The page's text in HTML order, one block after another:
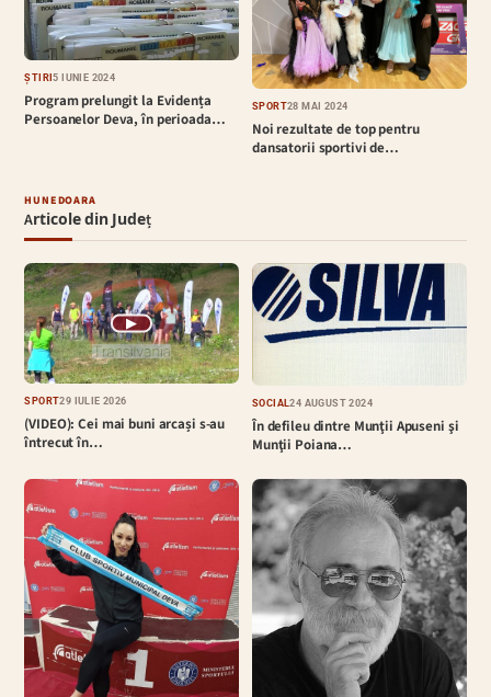
ȘTIRI5 IUNIE 2024
Program prelungit la Evidența
Persoanelor Deva, în perioada…
SPORT28 MAI 2024
Noi rezultate de top pentru
dansatorii sportivi de…
HUNEDOARA
Articole din Județ
▶
SPORT29 IULIE 2026
(VIDEO): Cei mai buni arcași s-au
întrecut în…
SOCIAL24 AUGUST 2024
În defileu dintre Munţii Apuseni şi
Munţii Poiana…